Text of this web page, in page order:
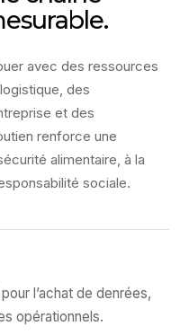
avec des ressources
des
et des
renforce une
alimentaire, à la
sociale.
l’achat de denrées,
opérationnels.